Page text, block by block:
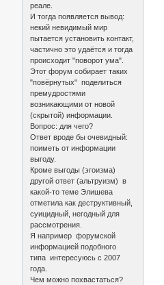
реале.
И тогда появляется вывод:
некий невидимый мир
пытается установить контакт,
частично это удаётся и тогда
происходит "поворот ума".
Этот форум собирает таких
"повёрнутых" поделиться
премудростями
возникающими от новой
(скрытой) информации.
Вопрос: для чего?
Ответ вроде бы очевидный:
поиметь от информации
выгоду.
Кроме выгоды (эгоизма)
другой ответ (альтруизм) в
какой-то теме Элишева
отметила как деструктивный,
суицидный, негодный для
рассмотрения.
Я например форумской
информацией подобного
типа интересуюсь с 2007
года.
Чем можно похвастаться?